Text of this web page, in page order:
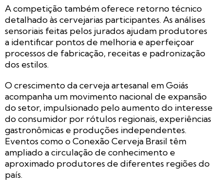
A competição também oferece retorno técnico
detalhado às cervejarias participantes. As análises
sensoriais feitas pelos jurados ajudam produtores
a identificar pontos de melhoria e aperfeiçoar
processos de fabricação, receitas e padronização
dos estilos.
O crescimento da cerveja artesanal em Goiás
acompanha um movimento nacional de expansão
do setor, impulsionado pelo aumento do interesse
do consumidor por rótulos regionais, experiências
gastronômicas e produções independentes.
Eventos como o Conexão Cerveja Brasil têm
ampliado a circulação de conhecimento e
aproximado produtores de diferentes regiões do
país.